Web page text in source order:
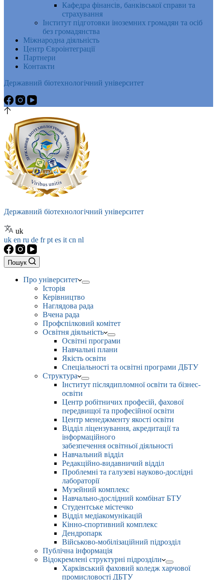
Кафедра фінансів, банківської справи та
страхування
Інститут підготовки іноземних громадян та осіб
без громадянства
Міжнародна діяльність
Центр Євроінтеграції
Партнери
Контакти
Державний біотехнологічний університет
Державний біотехнологічний університет
uk
uk en ru de frpt es it cn nl
Пошук
Про університет
Історія
Керівництво
Наглядова рада
Вчена рада
Профспілковий комітет
Освітня діяльність
Освітні програми
Навчальні плани
Якість освіти
Спеціальності та освітні програми ДБТУ
Структура
Інститут післядипломної освіти та бізнес-
освіти
Центр робітничих професій, фахової
передвищої та професійної освіти
Центр менеджменту якості освіти
Відділ ліцензування, акредитації та
інформаційного
забезпечення освітньої діяльності
Навчальний відділ
Редакційно-видавничий відділ
Проблемні та галузеві науково-дослідні
лабораторії
Музейний комплекс
Навчально-дослідний комбінат БТУ
Студентське містечко
Відділ медіакомунікацій
Кінно-спортивний комплекс
Дендропарк
Військово-мобілізаційний підрозділ
Публічна інформація
Відокремлені структурні підрозділи
Харківський фаховий коледж харчової
промисловості ДБТУ